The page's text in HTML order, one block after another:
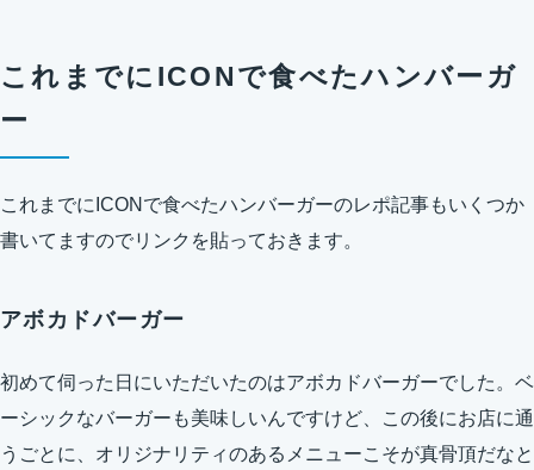
これまでにICONで食べたハンバーガ
ー
これまでにICONで食べたハンバーガーのレポ記事もいくつか
書いてますのでリンクを貼っておきます。
アボカドバーガー
初めて伺った日にいただいたのはアボカドバーガーでした。ベ
ーシックなバーガーも美味しいんですけど、この後にお店に通
うごとに、オリジナリティのあるメニューこそが真骨頂だなと